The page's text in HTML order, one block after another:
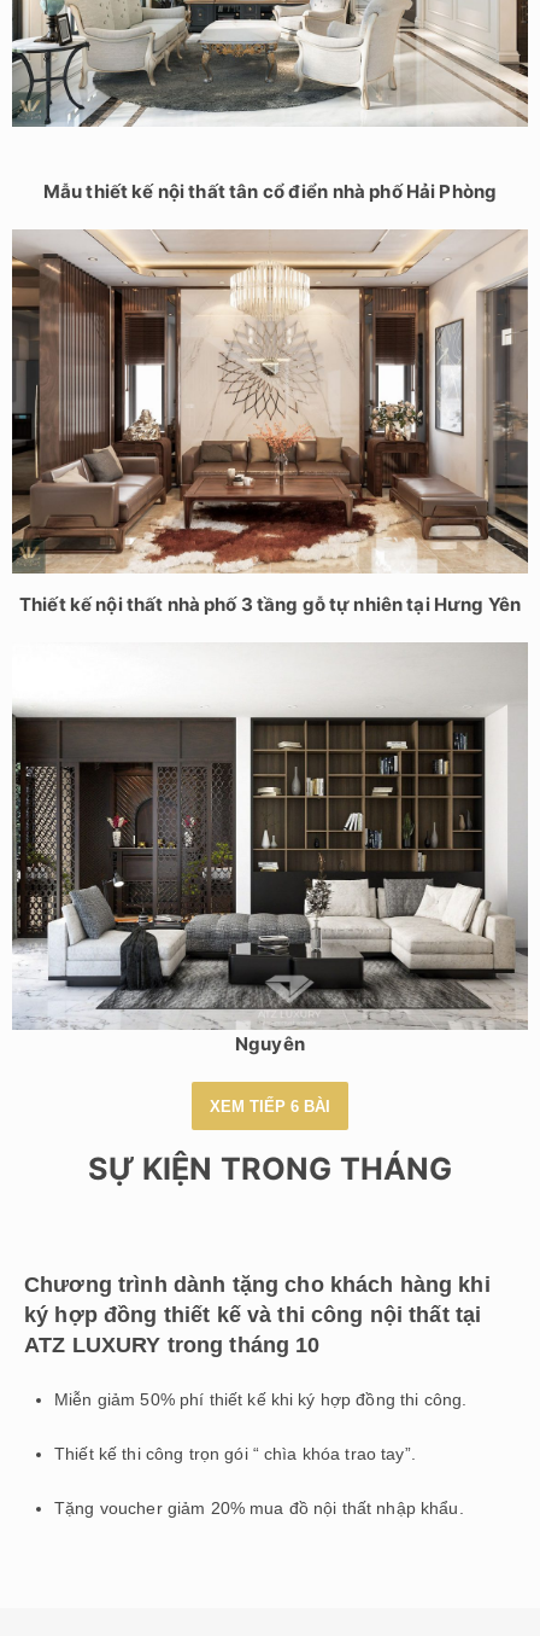
Mẫu thiết kế nội thất tân cổ điển nhà phố Hải Phòng
Thiết kế nội thất nhà phố 3 tầng gỗ tự nhiên tại Hưng Yên
Thiết kế nội thất nhà phố có quầy bar tại Bắc Ninh cho anh
Nguyên
XEM TIẾP 6 BÀI
SỰ KIỆN TRONG THÁNG
Chương trình dành tặng cho khách hàng khi
ký hợp đồng thiết kế và thi công nội thất tại
ATZ LUXURY trong tháng 10
Miễn giảm 50% phí thiết kế khi ký hợp đồng thi công.
Thiết kế thi công trọn gói “ chìa khóa trao tay”.
Tặng voucher giảm 20% mua đồ nội thất nhập khẩu.